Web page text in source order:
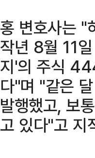
홍 변호사는 "
작년 8월 11
지'의 주식
다"며 "같은
발행했고, 보
고 있다"고 지